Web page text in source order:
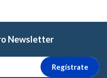
Newsletter
Regístrate